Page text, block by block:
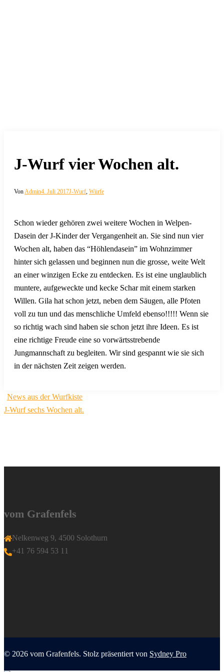
J-Wurf vier Wochen alt.
VonAdmin4. Juli 2017J-Wurf, Würfe
Schon wieder gehören zwei weitere Wochen in Welpen-
Dasein der J-Kinder der Vergangenheit an. Sie sind nun vier
Wochen alt, haben das “Höhlendasein” im Wohnzimmer
hinter sich gelassen und beginnen nun die grosse, weite Welt
an einer winzigen Ecke zu entdecken. Es ist eine unglaublich
muntere, aufgeweckte und kecke Schar mit einem starken
Willen. Gila hat schon jetzt, neben dem Säugen, alle Pfoten
voll zu tun und das menschliche Umfeld ebenso!!!!! Wenn sie
so richtig wach sind haben sie schon jetzt ihre Ideen. Es ist
eine richtige Freude eine so vorwärtsstrebende
Jungmannschaft zu begleiten. Wir sind gespannt wie sie sich
in der nächsten Zeit zeigen werden.
Beitragsnavigation
News aus der Wurfkiste
J-Wurf sechs Wochen alt.
vom Grafenfels
Nelkenweg 9, 4500 Solothurn
+41 76 594 53 11
© 2026 vom Grafenfels. Stolz präsentiert von Sydney Pro